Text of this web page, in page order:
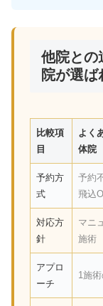
他院と
院が選ば
比較項
目
よく
体院
予約方
式
予約
飛込
対応方
針
マニ
施術
アプロ
ーチ
1施